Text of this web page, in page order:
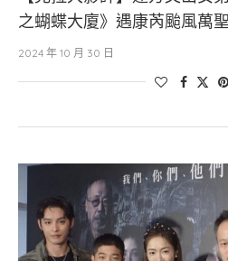
之蝴蝶大廈》遇康芮颱風萬
2024 年 10 月 30 日